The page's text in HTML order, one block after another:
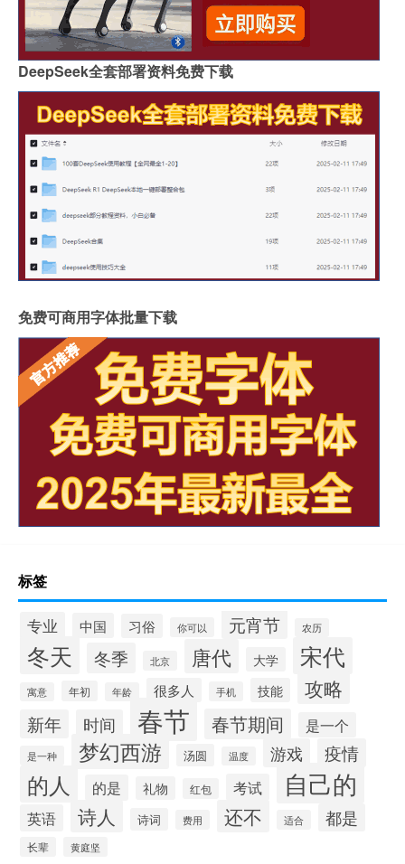
DeepSeek全套部署资料免费下载
免费可商用字体批量下载
标签
专业 中国 习俗 你可以 元宵节 农历
冬天 冬季 北京 唐代 大学 宋代
寓意 年初 年龄 很多人 手机 技能 攻略
新年 时间 春节 春节期间 是一个
是一种 梦幻西游 汤圆 温度 游戏 疫情
的人 的是 礼物 红包 考试 自己的
英语 诗人 诗词 费用 还不 适合 都是
长辈 黄庭坚